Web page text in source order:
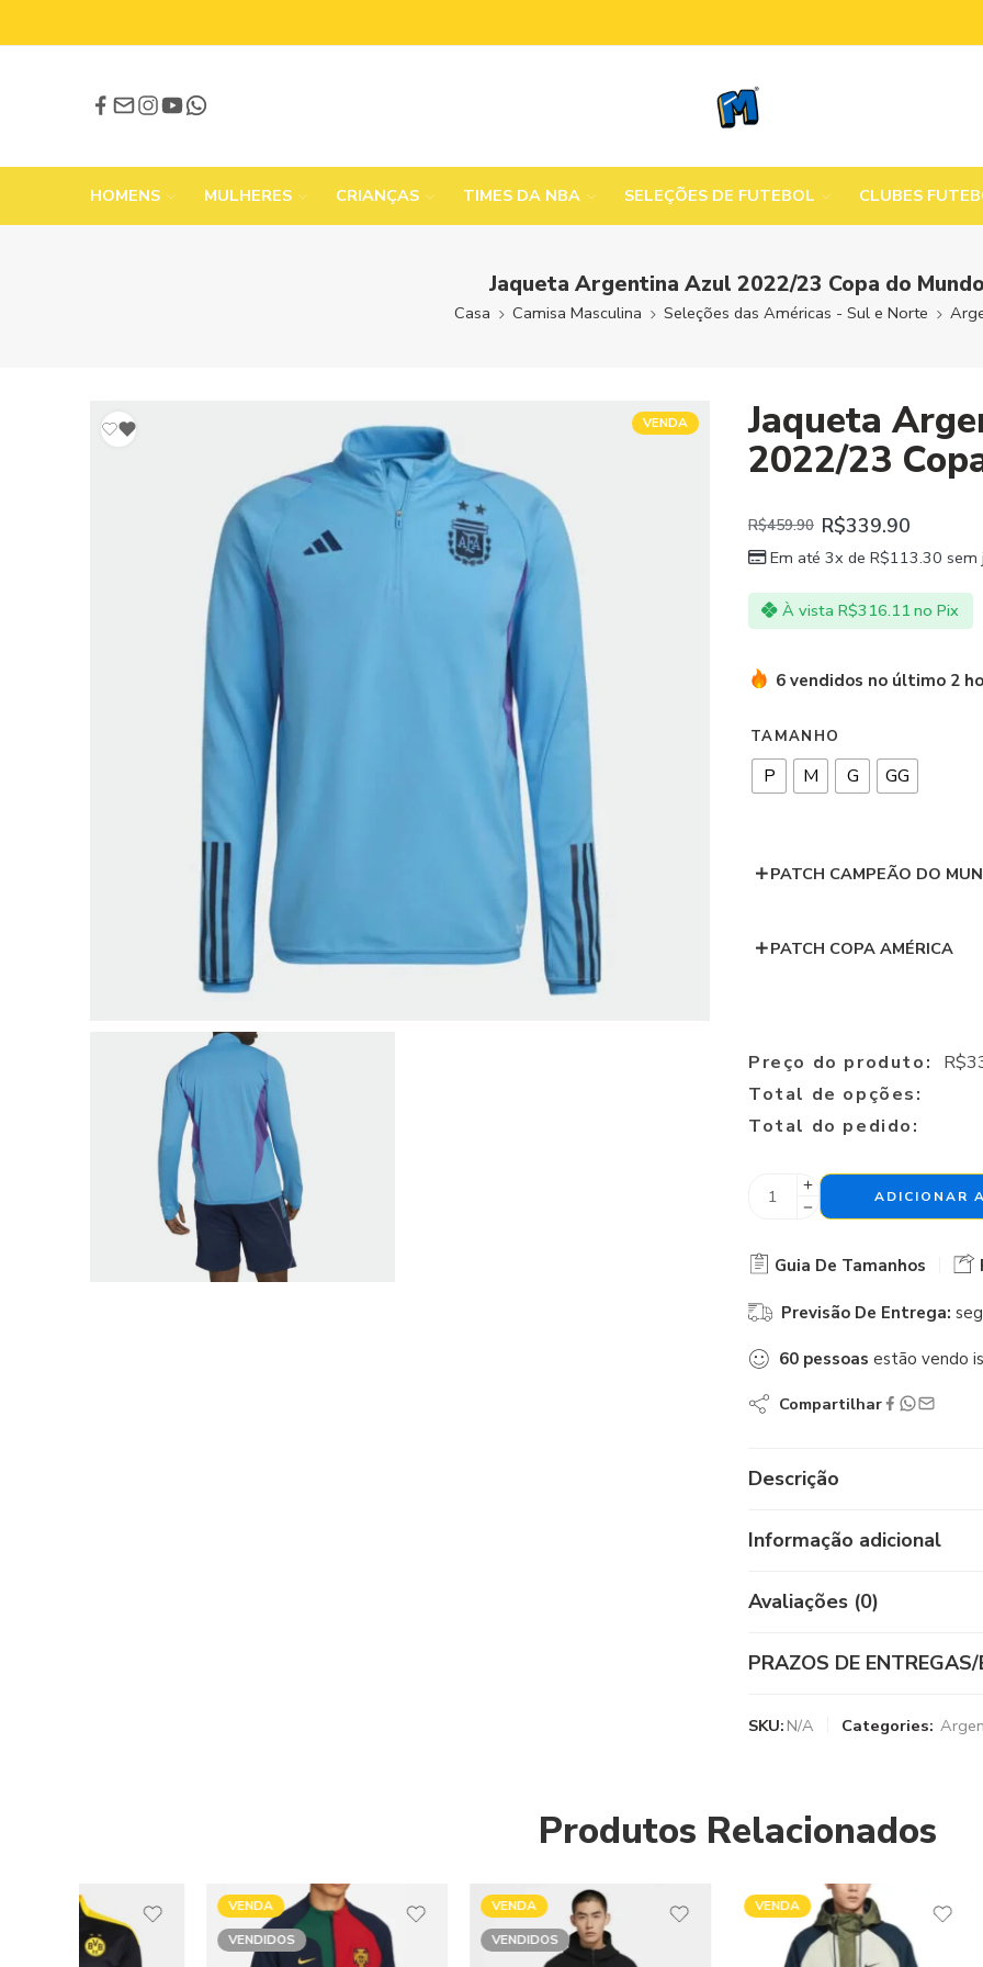
HOMENS MULHERES CRIANÇAS TIMES DA NBA SELEÇÕES DE FUTEBOL CLUBES
Jaqueta Argentina Azul 2022/23 Copa do Mundo
Casa Camisa Masculina Seleções das Américas - Sul e Norte
VENDA Jaqueta
2022/23
R$459.90 R$339.90
Em até 3x de R$113.30 sem
À vista R$316.11 no Pix
6 vendidos no último 2
TAMANHO
P M G GG
PATCH CAMPEÃO DO
PATCH COPA AMÉRICA
Preço do produto: R$
Total de opções:
Total do pedido:
ADICIONAR
Guia De Tamanhos
Previsão De Entrega:
60 pessoas estão vendo
Compartilhar
Descrição
Informação adicional
Avaliações (0)
PRAZOS DE
SKU: N/A Categories:
Produtos Relacionados
VENDA
VENDIDOS
VENDA
VENDIDOS
VENDA VENDA